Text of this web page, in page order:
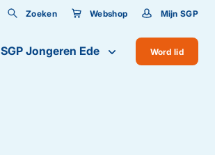
Zoeken Webshop Mijn SGP
Word lid
SGP Jongeren Ede